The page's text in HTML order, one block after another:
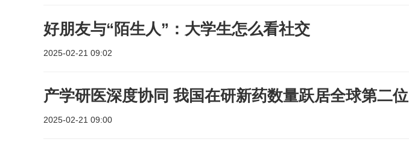
好朋友与“陌生人”：大学生怎么看社交
2025-02-21 09:02
产学研医深度协同 我国在研新药数量跃居全球第二位
2025-02-21 09:00